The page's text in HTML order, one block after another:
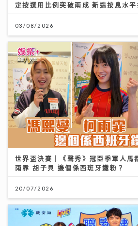
定按選用比例突破兩成 新造按息水平
03/08/2026
世界盃決賽｜《聲秀》冠亞季軍人馬
雨霏 胡子貝 邊個係西班牙鐵粉？
20/07/2026